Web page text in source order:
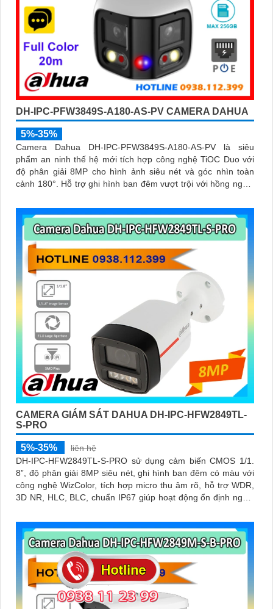
DH-IPC-PFW3849S-A180-AS-PV CAMERA DAHUA
5%-35%
Camera Dahua DH-IPC-PFW3849S-A180-AS-PV là siêu
phẩm an ninh thế hệ mới tích hợp công nghệ TiOC Duo với
độ phân giải 8MP cho hình ảnh siêu nét và góc nhìn toàn
cảnh 180°. Hỗ trợ ghi hình ban đêm vượt trội với hồng ngoại
cắm thẻ nhớ 256GB đáp ứng nhu cầu lưu trữ dài hạn, thiết kế
chuẩn IP67 chống bụi nước, cấp nguồn POE
CAMERA GIÁM SÁT DAHUA DH-IPC-HFW2849TL-
S-PRO
5%-35%
liên hệ
DH-IPC-HFW2849TL-S-PRO sử dụng cảm biến CMOS 1/1.
8”, độ phân giải 8MP siêu nét, ghi hình ban đêm có màu với
công nghệ WizColor, tích hợp micro thu âm rõ, hỗ trợ WDR,
3D NR, HLC, BLC, chuẩn IP67 giúp hoạt động ổn định ngoài